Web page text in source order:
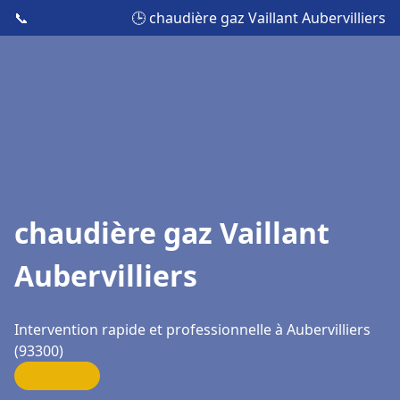
📞 🕒 chaudière gaz Vaillant Aubervilliers
chaudière gaz Vaillant
Aubervilliers
Intervention rapide et professionnelle à Aubervilliers
(93300)